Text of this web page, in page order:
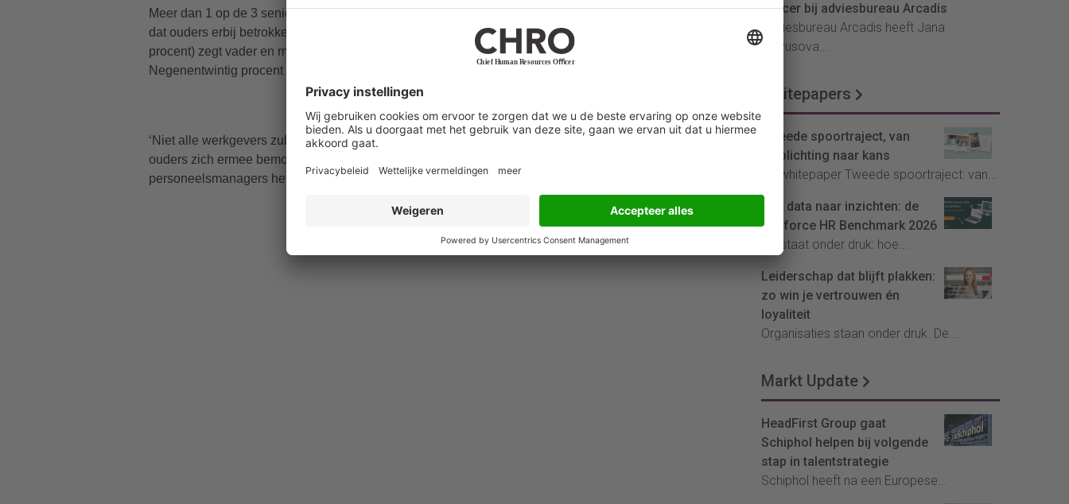
Meer dan 1 op de 3 senior managers (35 procent) zegt geïrriteerd te raken als zij merken
dat ouders erbij betrokken zijn als hun kinderen zoeken naar werk. Nog een derde (34
procent) zegt vader en moeder er liever buiten te laten, maar zich erbij neer te leggen.
Negenentwintig procent vindt betrokkenheid van de ouders geen probleem.
‘Niet alle werkgevers zullen meteen een kandidaat uit de selectieprocedure halen als de
ouders zich ermee bemoeien, maar je moet er rekening mee houden dat de meeste
personeelsmanagers het niet op prijs stellen,’ aldus Britton.
Officer bij adviesbureau Arcadis
Adviesbureau Arcadis heeft Jana
Belyusova...
Whitepapers
Tweede spoortraject, van
verplichting naar kans
De whitepaper Tweede spoortraject: van...
Van data naar inzichten: de
Youforce HR Benchmark 2026
HR staat onder druk: hoe...
Leiderschap dat blijft plakken:
zo win je vertrouwen én
loyaliteit
Organisaties staan onder druk. De...
Markt Update
HeadFirst Group gaat
Schiphol helpen bij volgende
stap in talentstrategie
Schiphol heeft na een Europese...